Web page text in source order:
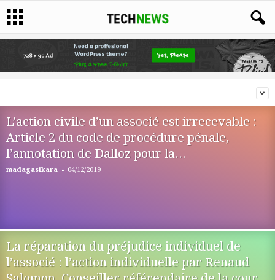
L’action civile d’un associé est irrecevable :
Article 2 du code de procédure pénale,
l’annotation de Dalloz pour la...
madagasikara - 04/12/2019
La réparation du préjudice individuel de
l’associé : l’action individuelle par Renaud